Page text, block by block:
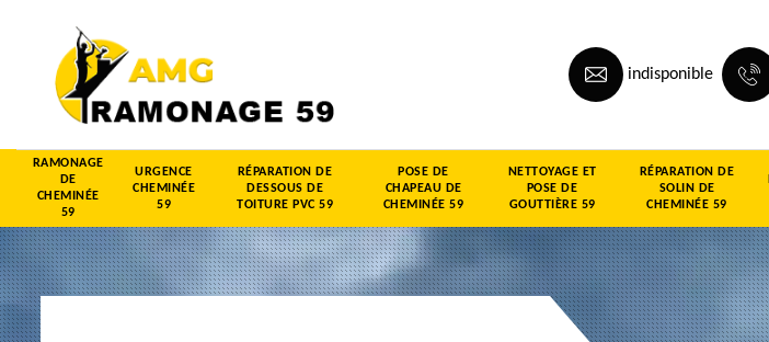
indisponible
RAMONAGE
DE
CHEMINÉE
59
URGENCE
CHEMINÉE
59
RÉPARATION DE
DESSOUS DE
TOITURE PVC 59
POSE DE
CHAPEAU DE
CHEMINÉE 59
NETTOYAGE ET
POSE DE
GOUTTIÈRE 59
RÉPARATION DE
SOLIN DE
CHEMINÉE 59